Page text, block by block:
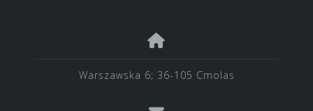
Warszawska 6; 36-105 Cmolas